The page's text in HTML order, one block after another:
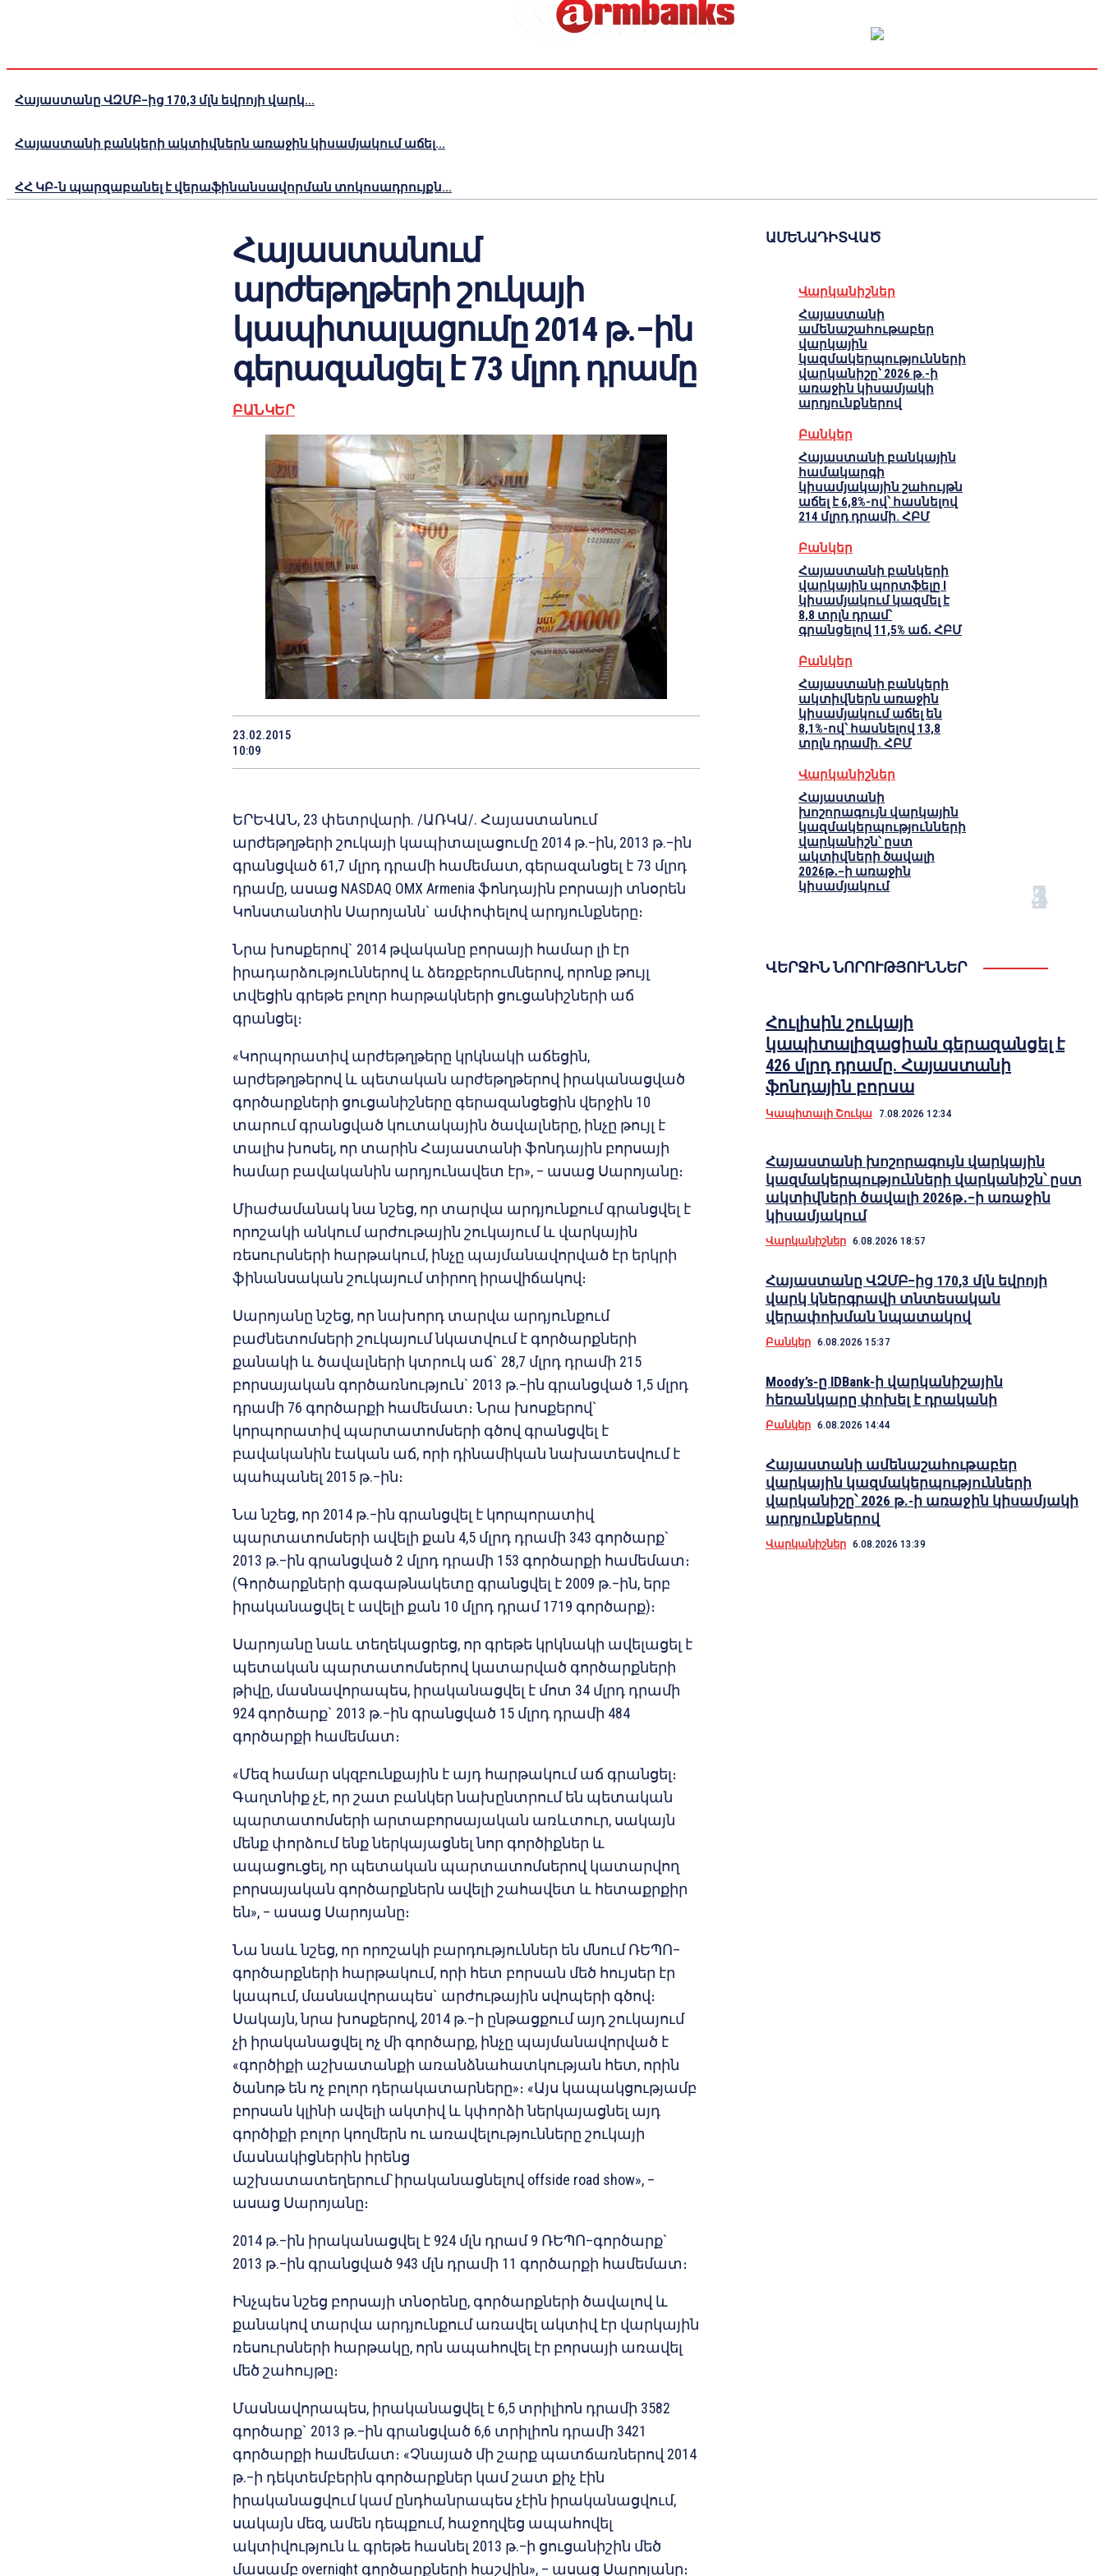
Հայաստանը ՎԶՄԲ–ից 170,3 մլն եվրոյի վարկ...
Հայաստանի բանկերի ակտիվներն առաջին կիսամյակում աճել...
ՀՀ ԿԲ-ն պարզաբանել է վերաֆինանսավորման տոկոսադրույքն...
Հայաստանում
արժեթղթերի շուկայի
կապիտալացումը 2014 թ.–ին
գերազանցել է 73 մլրդ դրամը
ԲԱՆԿԵՐ
23.02.2015
10:09
ԵՐԵՎԱՆ, 23 փետրվարի. /ԱՌԿԱ/. Հայաստանում
արժեթղթերի շուկայի կապիտալացումը 2014 թ.–ին, 2013 թ.–ին
գրանցված 61,7 մլրդ դրամի համեմատ, գերազանցել է 73 մլրդ
դրամը, ասաց NASDAQ OMX Armenia ֆոնդային բորսայի տնօրեն
Կոնստանտին Սարոյանն` ամփոփելով արդյունքները։
Նրա խոսքերով` 2014 թվականը բորսայի համար լի էր
իրադարձություններով և ձեռքբերումներով, որոնք թույլ
տվեցին գրեթե բոլոր հարթակների ցուցանիշների աճ
գրանցել։
«Կորպորատիվ արժեթղթերը կրկնակի աճեցին,
արժեթղթերով և պետական արժեթղթերով իրականացված
գործարքների ցուցանիշները գերազանցեցին վերջին 10
տարում գրանցված կուտակային ծավալները, ինչը թույլ է
տալիս խոսել, որ տարին Հայաստանի ֆոնդային բորսայի
համար բավականին արդյունավետ էր», – ասաց Սարոյանը։
Միաժամանակ նա նշեց, որ տարվա արդյունքում գրանցվել է
որոշակի անկում արժութային շուկայում և վարկային
ռեսուրսների հարթակում, ինչը պայմանավորված էր երկրի
ֆինանսական շուկայում տիրող իրավիճակով։
Սարոյանը նշեց, որ նախորդ տարվա արդյունքում
բաժնետոմսերի շուկայում նկատվում է գործարքների
քանակի և ծավալների կտրուկ աճ` 28,7 մլրդ դրամի 215
բորսայական գործառնություն` 2013 թ.–ին գրանցված 1,5 մլրդ
դրամի 76 գործարքի համեմատ։ Նրա խոսքերով`
կորպորատիվ պարտատոմսերի գծով գրանցվել է
բավականին էական աճ, որի դինամիկան նախատեսվում է
պահպանել 2015 թ.–ին։
Նա նշեց, որ 2014 թ.–ին գրանցվել է կորպորատիվ
պարտատոմսերի ավելի քան 4,5 մլրդ դրամի 343 գործարք`
2013 թ.–ին գրանցված 2 մլրդ դրամի 153 գործարքի համեմատ։
(Գործարքների գագաթնակետը գրանցվել է 2009 թ.–ին, երբ
իրականացվել է ավելի քան 10 մլրդ դրամ 1719 գործարք)։
Սարոյանը նաև տեղեկացրեց, որ գրեթե կրկնակի ավելացել է
պետական պարտատոմսերով կատարված գործարքների
թիվը, մասնավորապես, իրականացվել է մոտ 34 մլրդ դրամի
924 գործարք` 2013 թ.–ին գրանցված 15 մլրդ դրամի 484
գործարքի համեմատ։
«Մեզ համար սկզբունքային է այդ հարթակում աճ գրանցել։
Գաղտնիք չէ, որ շատ բանկեր նախընտրում են պետական
պարտատոմսերի արտաբորսայական առևտուր, սակայն
մենք փորձում ենք ներկայացնել նոր գործիքներ և
ապացուցել, որ պետական պարտատոմսերով կատարվող
բորսայական գործարքներն ավելի շահավետ և հետաքրքիր
են», – ասաց Սարոյանը։
Նա նաև նշեց, որ որոշակի բարդություններ են մնում ՌԵՊՈ–
գործարքների հարթակում, որի հետ բորսան մեծ հույսեր էր
կապում, մասնավորապես` արժութային սվոպերի գծով։
Սակայն, նրա խոսքերով, 2014 թ.–ի ընթացքում այդ շուկայում
չի իրականացվել ոչ մի գործարք, ինչը պայմանավորված է
«գործիքի աշխատանքի առանձնահատկության հետ, որին
ծանոթ են ոչ բոլոր դերակատարները»։ «Այս կապակցությամբ
բորսան կլինի ավելի ակտիվ և կփորձի ներկայացնել այդ
գործիքի բոլոր կողմերն ու առավելությունները շուկայի
մասնակիցներին իրենց
աշխատատեղերում`իրականացնելով offside road show», –
ասաց Սարոյանը։
2014 թ.–ին իրականացվել է 924 մլն դրամ 9 ՌԵՊՈ–գործարք`
2013 թ.–ին գրանցված 943 մլն դրամի 11 գործարքի համեմատ։
Ինչպես նշեց բորսայի տնօրենը, գործարքների ծավալով և
քանակով տարվա արդյունքում առավել ակտիվ էր վարկային
ռեսուրսների հարթակը, որն ապահովել էր բորսայի առավել
մեծ շահույթը։
Մասնավորապես, իրականացվել է 6,5 տրիլիոն դրամի 3582
գործարք` 2013 թ.–ին գրանցված 6,6 տրիլիոն դրամի 3421
գործարքի համեմատ։ «Չնայած մի շարք պատճառներով 2014
թ.–ի դեկտեմբերին գործարքներ կամ շատ քիչ էին
իրականացվում կամ ընդհանրապես չէին իրականացվում,
սակայն մեզ, ամեն դեպքում, հաջողվեց ապահովել
ակտիվություն և գրեթե հասնել 2013 թ.–ի ցուցանիշին մեծ
մասամբ overnight գործարքների հաշվին», – ասաց Սարոյանը։
ԱՄԵՆԱԴԻՏՎԱԾ
Վարկանիշներ
Հայաստանի
ամենաշահութաբեր
վարկային
կազմակերպությունների
վարկանիշը՝ 2026 թ.-ի
առաջին կիսամյակի
արդյունքներով
Բանկեր
Հայաստանի բանկային
համակարգի
կիսամյակային շահույթն
աճել է 6,8%-ով՝ հասնելով
214 մլրդ դրամի. ՀԲՄ
Բանկեր
Հայաստանի բանկերի
վարկային պորտֆելը I
կիսամյակում կազմել է
8,8 տրլն դրամ՝
գրանցելով 11,5% աճ․ ՀԲՄ
Բանկեր
Հայաստանի բանկերի
ակտիվներն առաջին
կիսամյակում աճել են
8,1%-ով՝ հասնելով 13,8
տրլն դրամի. ՀԲՄ
Վարկանիշներ
Հայաստանի
խոշորագույն վարկային
կազմակերպությունների
վարկանիշն՝ ըստ
ակտիվների ծավալի
2026թ․–ի առաջին
կիսամյակում
ՎԵՐՋԻՆ ՆՈՐՈՒԹՅՈՒՆՆԵՐ
Հուլիսին շուկայի
կապիտալիզացիան գերազանցել է
426 մլրդ դրամը. Հայաստանի
ֆոնդային բորսա
Կապիտալի Շուկա 7.08.2026 12:34
Հայաստանի խոշորագույն վարկային
կազմակերպությունների վարկանիշն՝ ըստ
ակտիվների ծավալի 2026թ․–ի առաջին
կիսամյակում
Վարկանիշներ 6.08.2026 18:57
Հայաստանը ՎԶՄԲ–ից 170,3 մլն եվրոյի
վարկ կներգրավի տնտեսական
վերափոխման նպատակով
Բանկեր 6.08.2026 15:37
Moody’s-ը IDBank-ի վարկանիշային
հեռանկարը փոխել է դրականի
Բանկեր 6.08.2026 14:44
Հայաստանի ամենաշահութաբեր
վարկային կազմակերպությունների
վարկանիշը՝ 2026 թ.-ի առաջին կիսամյակի
արդյունքներով
Վարկանիշներ 6.08.2026 13:39